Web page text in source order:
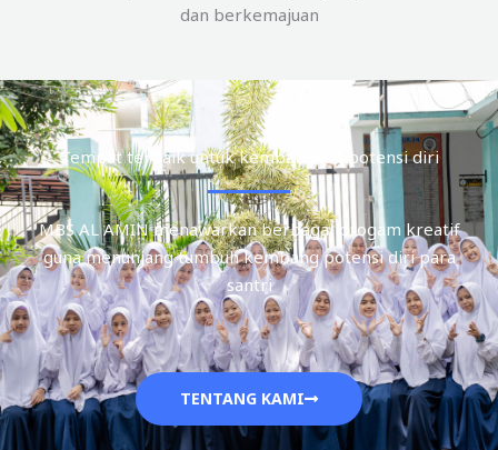
dan berkemajuan
Tempat terbaik untuk kembangkan potensi diri
MBS AL AMIN menawarkan berbagai progam kreatif
guna menunjang tumbuh kembang potensi diri para
santri
TENTANG KAMI